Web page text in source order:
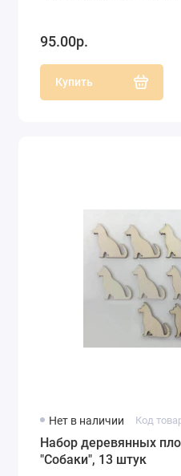
95.00р.
Купить
Нет в наличии Код
Набор деревянных
"Собаки", 13 штук